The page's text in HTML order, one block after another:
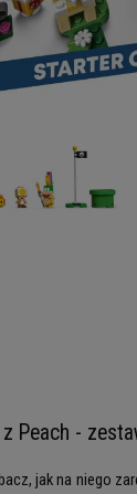
Peach -
jak na niego